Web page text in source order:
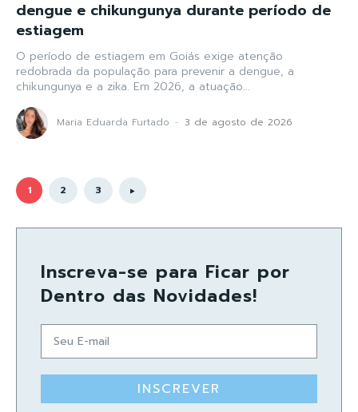
dengue e chikungunya durante período de
estiagem
O período de estiagem em Goiás exige atenção
redobrada da população para prevenir a dengue, a
chikungunya e a zika. Em 2026, a atuação...
Maria Eduarda Furtado - 3 de agosto de 2026
1 2 3
Inscreva-se para Ficar por
Dentro das Novidades!
INSCREVER